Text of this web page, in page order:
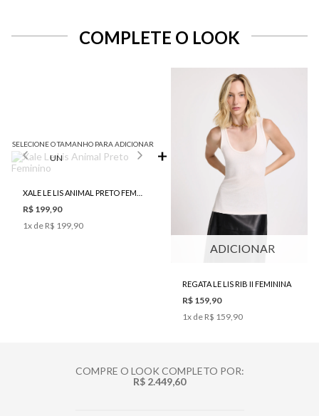
COMPLETE O LOOK
SELECIONE O TAMANHO PARA ADICIONAR
UN
R$ 199,90
1x de R$ 199,90
ADICIONAR
REGATA LE LIS RIB II FEMININA
R$ 159,90
1x de R$ 159,90
COMPRE O LOOK COMPLETO POR:
R$ 2.449,60